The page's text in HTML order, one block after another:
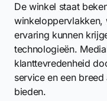
De winkel staat
winkeloppervlakken,
ervaring kunnen
technologieën.
klanttevredenheid
service en een
bieden.